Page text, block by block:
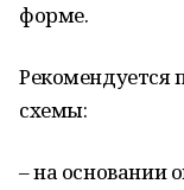
форме.
Рекомендуется
схемы:
– на основании